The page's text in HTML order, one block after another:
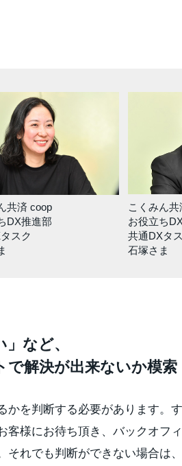
共済 coop
DX推進部
スク
こくみん
お役立ち
共通DXタ
石塚さま
など、
で解決が出来ないか模索
かを判断する必要があります。
客様にお待ち頂き、バックオフ
それでも判断ができない場合は